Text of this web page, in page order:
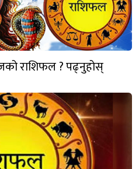
राशिफल ? पढ्नुहोस्